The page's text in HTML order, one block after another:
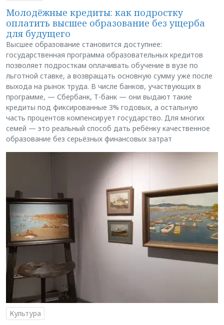
Молодёжные кредиты: как подростку
оплатить высшее образование без ущерба
для будущего
Высшее образование становится доступнее:
государственная программа образовательных кредитов
позволяет подросткам оплачивать обучение в вузе по
льготной ставке, а возвращать основную сумму уже после
выхода на рынок труда. В числе банков, участвующих в
программе, — Сбербанк, Т-банк — они выдают такие
кредиты под фиксированные 3% годовых, а остальную
часть процентов компенсирует государство. Для многих
семей — это реальный способ дать ребёнку качественное
образование без серьёзных финансовых затрат
Культура